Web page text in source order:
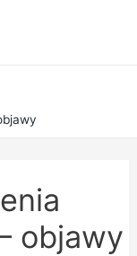
objawy